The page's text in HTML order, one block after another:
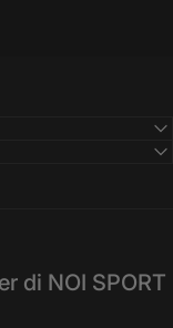
di NOI SPORT